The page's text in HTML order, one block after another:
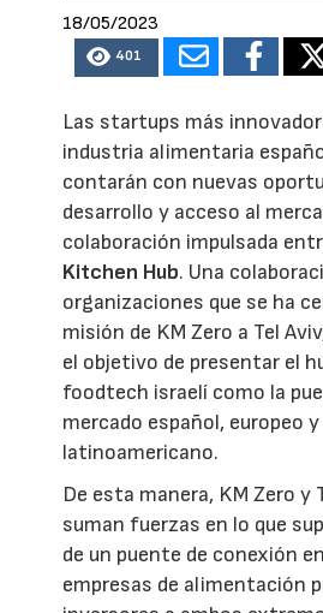
18/05/2023
401
Las startups más
industria alimentaria
contarán con nuevas
desarrollo y acceso al
colaboración impulsada
Kitchen Hub. Una
organizaciones que se ha
misión de KM Zero a Tel
el objetivo de presentar el
foodtech israelí como la
mercado español, europeo y
latinoamericano.
De esta manera, KM Zero y
suman fuerzas en lo que
de un puente de conexión
empresas de alimentación